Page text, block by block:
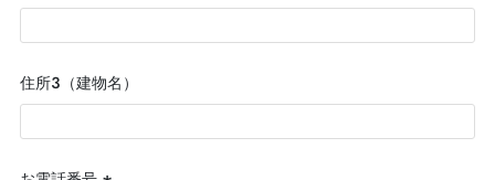
(必
須)
住所３（建物名）